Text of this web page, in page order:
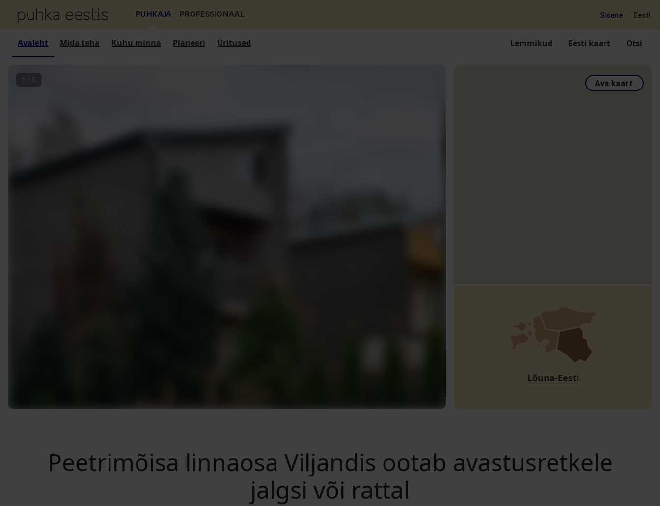
PUHKAJA PROFESSIONAAL Sisene Eesti
Avaleht Mida teha Kuhu minna Planeeri Üritused Lemmikud Eesti kaart Otsi
1 / 5 Ava kaart
Lõuna-Eesti
Peetrimõisa linnaosa Viljandis ootab avastusretkele
jalgsi või rattal